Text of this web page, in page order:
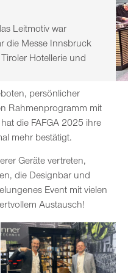
Leitmotiv war
die Messe Innsbruck
Hotellerie und
persönlicher
Rahmenprogramm mit
die FAFGA 2025 ihre
mehr bestätigt.
Geräte vertreten,
die Designbar und
Event mit vielen
Austausch!